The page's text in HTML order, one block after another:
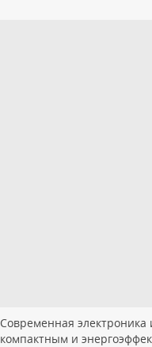
Современная электроника
компактным и